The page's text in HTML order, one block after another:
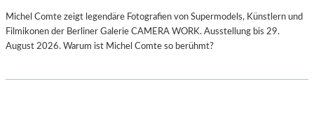
Michel Comte zeigt legendäre Fotografien von Supermodels, Künstlern und
Filmikonen der Berliner Galerie CAMERA WORK. Ausstellung bis 29.
August 2026. Warum ist Michel Comte so berühmt?